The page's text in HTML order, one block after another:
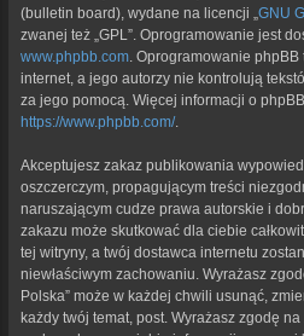
(bulletin board), wydane na licencji „GNU
zwanej też „GPL”. Oprogramowanie jest
www.phpbb.com. Oprogramowanie phpBB
internet, a jego autorzy nie kontrolują
za jego pomocą. Więcej informacji o
https://www.phpbb.com/.
Akceptujesz zakaz publikowania
oszczerczym, propagującym treści
naruszającym cudze prawa autorskie i
zakazu może skutkować dla ciebie
tej witryny, a twój dostawca internetu
niewłaściwym zachowaniu. Wyrażasz
Polska” może w każdej chwili usunąć,
każdy twój temat, post. Wyrażasz zgodę